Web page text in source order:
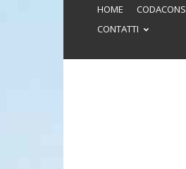
HOME CODACONS
CONTATTI